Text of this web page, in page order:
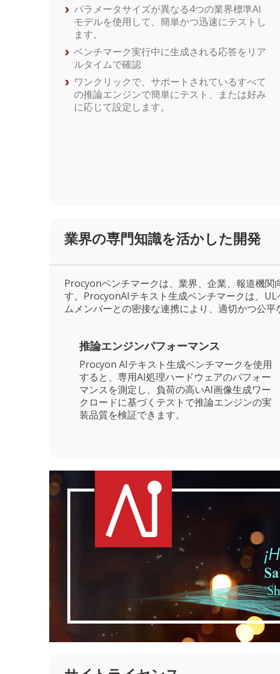
パラメータサイズが異なる4つの業界標準AI
モデルを使用して、簡単かつ迅速にテストし
ます。
ベンチマーク実行中に生成される応答をリア
ルタイムで確認
ワンクリックで、サポートされているすべて
の推論エンジンで簡単にテスト、または好み
に応じて設定します。
業界の専門知識を活かした開発
Procyonベンチマークは、業界、企業、報道機
す。ProcyonAIテキスト生成ベンチマークは、
ムメンバーとの密接な連携により、適切かつ公
推論エンジンパフォーマンス
Procyon AIテキスト生成ベンチマークを使用
すると、専用AI処理ハードウェアのパフォー
マンスを測定し、負荷の高いAI画像生成ワー
クロードに基づくテストで推論エンジンの実
装品質を検証できます。